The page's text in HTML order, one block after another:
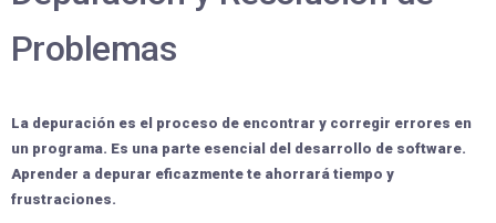
Problemas
La depuración es el proceso de encontrar y corregir errores en
un programa. Es una parte esencial del desarrollo de software.
Aprender a depurar eficazmente te ahorrará tiempo y
frustraciones.